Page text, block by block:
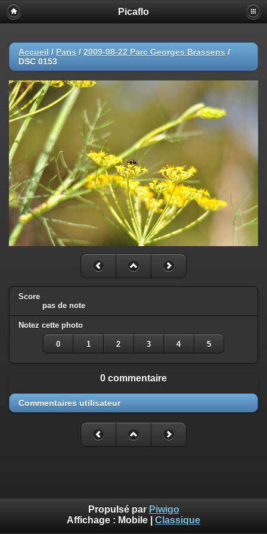
Picaflo
Accueil / Paris / 2009-08-22 Parc Georges Brassens /
DSC 0153
Score
pas de note
Notez cette photo
0 1 2 3 4 5
0 commentaire
Commentaires utilisateur
Propulsé par Piwigo
Affichage : Mobile Classique